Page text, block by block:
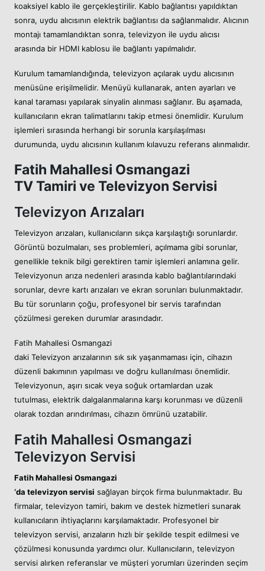
koaksiyel kablo ile gerçekleştirilir. Kablo bağlantısı yapıldıktan
sonra, uydu alıcısının elektrik bağlantısı da sağlanmalıdır. Alıcının
montajı tamamlandıktan sonra, televizyon ile uydu alıcısı
arasında bir HDMI kablosu ile bağlantı yapılmalıdır.
Kurulum tamamlandığında, televizyon açılarak uydu alıcısının
menüsüne erişilmelidir. Menüyü kullanarak, anten ayarları ve
kanal taraması yapılarak sinyalin alınması sağlanır. Bu aşamada,
kullanıcıların ekran talimatlarını takip etmesi önemlidir. Kurulum
işlemleri sırasında herhangi bir sorunla karşılaşılması
durumunda, uydu alıcısının kullanım kılavuzu referans alınmalıdır.
Fatih Mahallesi Osmangazi
TV Tamiri ve Televizyon Servisi
Televizyon Arızaları
Televizyon arızaları, kullanıcıların sıkça karşılaştığı sorunlardır.
Görüntü bozulmaları, ses problemleri, açılmama gibi sorunlar,
genellikle teknik bilgi gerektiren tamir işlemleri anlamına gelir.
Televizyonun arıza nedenleri arasında kablo bağlantılarındaki
sorunlar, devre kartı arızaları ve ekran sorunları bulunmaktadır.
Bu tür sorunların çoğu, profesyonel bir servis tarafından
çözülmesi gereken durumlar arasındadır.
Fatih Mahallesi Osmangazi
daki Televizyon arızalarının sık sık yaşanmaması için, cihazın
düzenli bakımının yapılması ve doğru kullanılması önemlidir.
Televizyonun, aşırı sıcak veya soğuk ortamlardan uzak
tutulması, elektrik dalgalanmalarına karşı korunması ve düzenli
olarak tozdan arındırılması, cihazın ömrünü uzatabilir.
Fatih Mahallesi Osmangazi
Televizyon Servisi
Fatih Mahallesi Osmangazi
‘da televizyon servisi sağlayan birçok firma bulunmaktadır. Bu
firmalar, televizyon tamiri, bakım ve destek hizmetleri sunarak
kullanıcıların ihtiyaçlarını karşılamaktadır. Profesyonel bir
televizyon servisi, arızaların hızlı bir şekilde tespit edilmesi ve
çözülmesi konusunda yardımcı olur. Kullanıcıların, televizyon
servisi alırken referanslar ve müşteri yorumları üzerinden seçim